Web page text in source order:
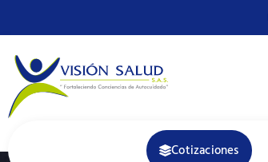
Cotizaciones